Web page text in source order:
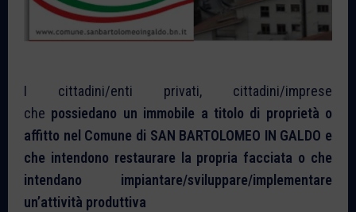
I cittadini/enti privati, cittadini/imprese
che possiedano un immobile a titolo di proprietà o
affitto nel Comune di SAN BARTOLOMEO IN GALDO e
che intendono restaurare la propria facciata o che
intendano impiantare/sviluppare/implementare
un’attività produttiva